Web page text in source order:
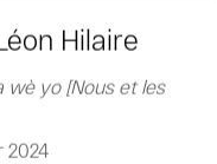
Hilaire
wè yo [Nous et les
2024